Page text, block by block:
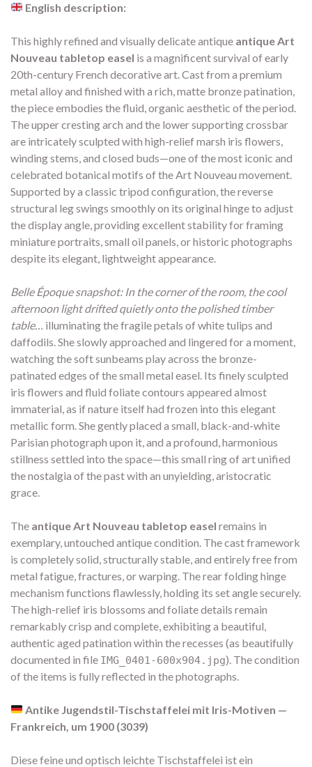
English description:
This highly refined and visually delicate antique antique Art
Nouveau tabletop easel is a magnificent survival of early
20th-century French decorative art. Cast from a premium
metal alloy and finished with a rich, matte bronze patination,
the piece embodies the fluid, organic aesthetic of the period.
The upper cresting arch and the lower supporting crossbar
are intricately sculpted with high-relief marsh iris flowers,
winding stems, and closed buds—one of the most iconic and
celebrated botanical motifs of the Art Nouveau movement.
Supported by a classic tripod configuration, the reverse
structural leg swings smoothly on its original hinge to adjust
the display angle, providing excellent stability for framing
miniature portraits, small oil panels, or historic photographs
despite its elegant, lightweight appearance.
Belle Époque snapshot: In the corner of the room, the cool
afternoon light drifted quietly onto the polished timber
table…
illuminating the fragile petals of white tulips and
daffodils. She slowly approached and lingered for a moment,
watching the soft sunbeams play across the bronze-
patinated edges of the small metal easel. Its finely sculpted
iris flowers and fluid foliate contours appeared almost
immaterial, as if nature itself had frozen into this elegant
metallic form. She gently placed a small, black-and-white
Parisian photograph upon it, and a profound, harmonious
stillness settled into the space—this small ring of art unified
the nostalgia of the past with an unyielding, aristocratic
grace.
The antique Art Nouveau tabletop easel remains in
exemplary, untouched antique condition. The cast framework
is completely solid, structurally stable, and entirely free from
metal fatigue, fractures, or warping. The rear folding hinge
mechanism functions flawlessly, holding its set angle securely.
The high-relief iris blossoms and foliate details remain
remarkably crisp and complete, exhibiting a beautiful,
authentic aged patination within the recesses (as beautifully
documented in file IMG_0401-600x904.jpg). The condition
of the items is fully reflected in the photographs.
Antike Jugendstil-Tischstaffelei mit Iris-Motiven —
Frankreich, um 1900 (3039)
Diese feine und optisch leichte Tischstaffelei ist ein